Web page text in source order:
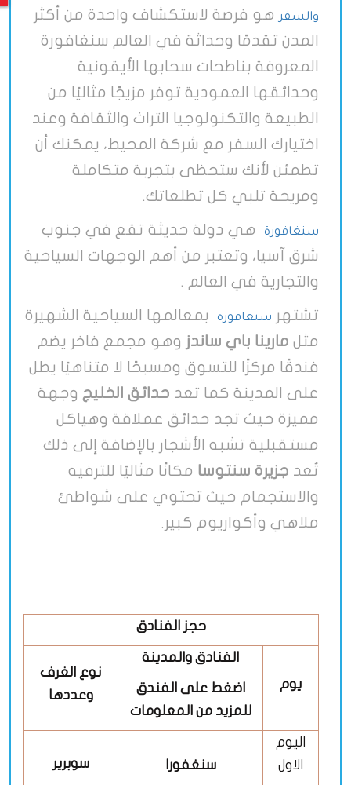
والسفر هو فرصة لاستكشاف واحدة من أكثر
المدن تقدمًا وحداثة في العالم سنغافورة
المعروفة بناطحات سحابها الأيقونية
وحدائقها العمودية توفر مزيجًا مثاليًا من
الطبيعة والتكنولوجيا التراث والثقافة وعند
اختيارك السفر مع شركة المحيط، يمكنك أن
تطمئن لأنك ستحظى بتجربة متكاملة
ومريحة تلبي كل تطلعاتك.
سنغافورة
هي دولة حديثة تقع في جنوب
شرق آسيا، وتعتبر من أهم الوجهات السياحية
والتجارية في العالم .
تشتهر سنغافورة
بمعالمها السياحية الشهيرة
مثل مارينا باي ساندز وهو مجمع فاخر يضم
فندقًا مركزًا للتسوق ومسبحًا لا متناهيًا يطل
على المدينة كما تعد حدائق الخليج وجهة
مميزة حيث تجد حدائق عملاقة وهياكل
مستقبلية تشبه الأشجار بالإضافة إلى ذلك
تُعد جزيرة سنتوسا مكانًا مثاليًا للترفيه
والاستجمام حيث تحتوي على شواطئ
ملاهي وأكواريوم كبير .
حجز الفنادق
يوم
الفنادق والمدينة
اضغط على الفندق
للمزيد من المعلومات
نوع الغرف
وعددها
اليوم
الاول
سنغفورا سوبرير